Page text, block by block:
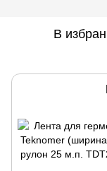
В